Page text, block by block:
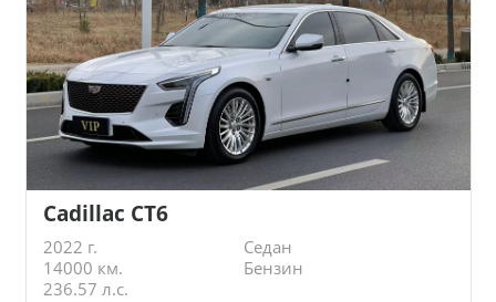
Cadillac CT6
2022 г.
Седан
14000 км.
Бензин
236.57 л.с.